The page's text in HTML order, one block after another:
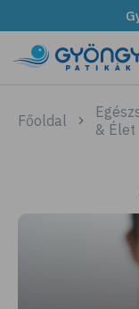
Főoldal
& Élet